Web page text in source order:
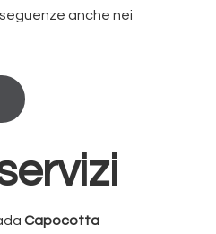
anche nei
Capocotta